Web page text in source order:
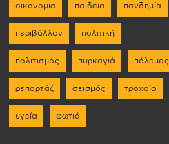
οικονομία παιδεία πανδημία
περιβάλλον πολιτική
πολιτισμός πυρκαγιά πόλεμος
ρεπορτάζ σεισμός τροχαίο
υγεία φωτιά